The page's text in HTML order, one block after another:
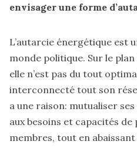
envisager une forme
L’autarcie énergétique est
monde politique. Sur le
elle n’est pas du tout
interconnecté tout son
a une raison: mutualiser
aux besoins et capacités
membres, tout en